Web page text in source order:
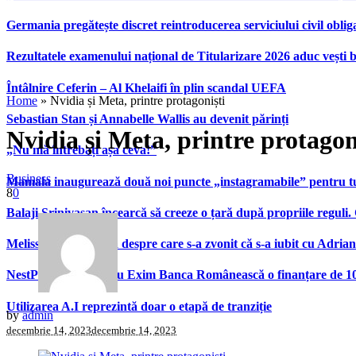
Germania pregătește discret reintroducerea serviciului civil
Rezultatele examenului național de Titularizare 2026 aduc vești
Întâlnire Ceferin – Al Khelaifi în plin scandal UEFA
Sebastian Stan și Annabelle Wallis au devenit părinți
„Nu mă întrebați așa ceva!”
Mamaia inaugurează două noi puncte „instagramabile” pentru
Balaji Srinivasan încearcă să creeze o țară după propriile
Melissa Satta, femeia despre care s-a zvonit că s-a iubit cu
NestPlus semnează cu Exim Banca Românească o finanțare
Utilizarea A.I reprezintă doar o etapă de tranziție
Home » Nvidia și Meta, printre protagoniști
Nvidia și Meta, printre
Business
80
byadmin
decembrie 14, 2023decembrie 14, 2023